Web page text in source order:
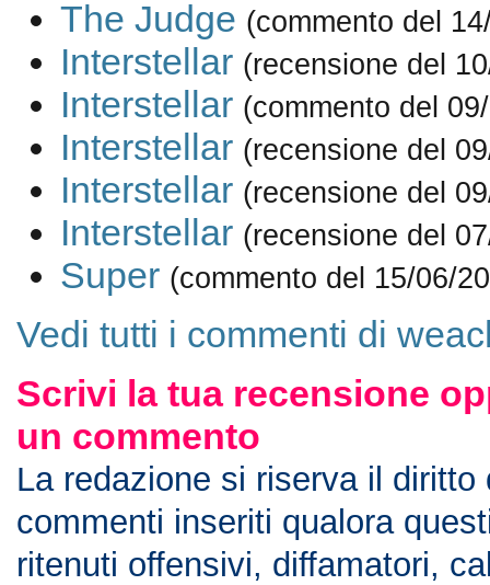
The Judge (commento del
Interstellar (recensione del
Interstellar (commento del
Interstellar (recensione del
Interstellar (recensione del
Interstellar (recensione del
Super (commento del 15/06/
Vedi tutti i commenti di
Scrivi la tua recensione
un commento
La redazione si riserva il diritto
commenti inseriti qualora
ritenuti offensivi, diffamatori,